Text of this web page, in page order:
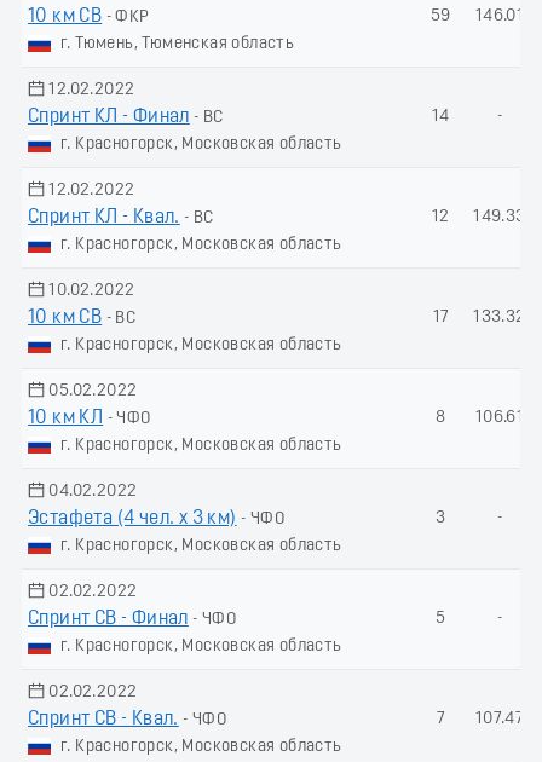
10 км СВ - ФКР
г. Тюмень, Тюменская область
59 146.01
12.02.2022
Спринт КЛ - Финал - ВС
г. Красногорск, Московская область
14 -
12.02.2022
Спринт КЛ - Квал. - ВС
г. Красногорск, Московская область
12 149.33
10.02.2022
10 км СВ - ВС
г. Красногорск, Московская область
17 133.32
05.02.2022
10 км КЛ
- ЧФО
г. Красногорск, Московская область
8 106.61
04.02.2022
Эстафета (4 чел. х 3 км) - ЧФО
г. Красногорск, Московская область
3 -
02.02.2022
Спринт СВ - Финал - ЧФО
г. Красногорск, Московская область
5 -
02.02.2022
Спринт СВ - Квал. - ЧФО
г. Красногорск, Московская область
7 107.47